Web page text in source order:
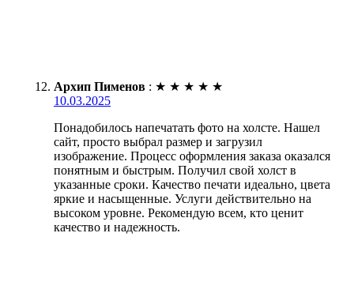
Архип Пименов : ★ ★ ★ ★ ★
10.03.2025
Понадобилось напечатать фото на холсте. Нашел
сайт, просто выбрал размер и загрузил
изображение. Процесс оформления заказа оказался
понятным и быстрым. Получил свой холст в
указанные сроки. Качество печати идеально, цвета
яркие и насыщенные. Услуги действительно на
высоком уровне. Рекомендую всем, кто ценит
качество и надежность.